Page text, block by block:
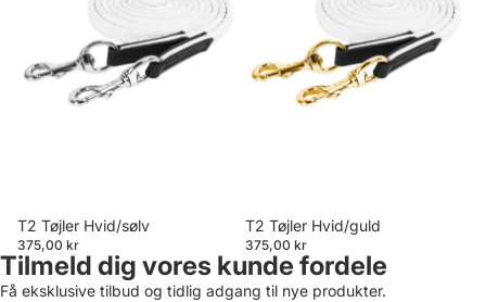
T2 Tøjler Hvid/sølv
375,00 kr
T2 Tøjler Hvid/guld
375,00 kr
Tilmeld dig vores kunde fordele
Få eksklusive tilbud og tidlig adgang til nye produkter.